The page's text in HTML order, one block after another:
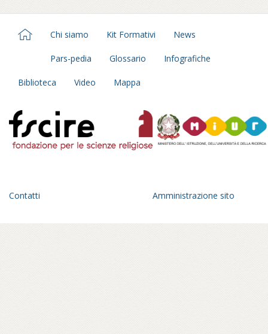
Chi siamo Kit Formativi News
Pars-pedia Glossario Infografiche
Biblioteca Video Mappa
Contatti Amministrazione sito